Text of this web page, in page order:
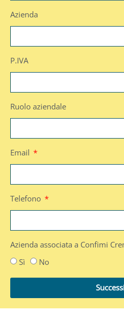
Azienda
P.IVA
Ruolo aziendale
Email
Telefono
Azienda associata a Confimi
Sì
No